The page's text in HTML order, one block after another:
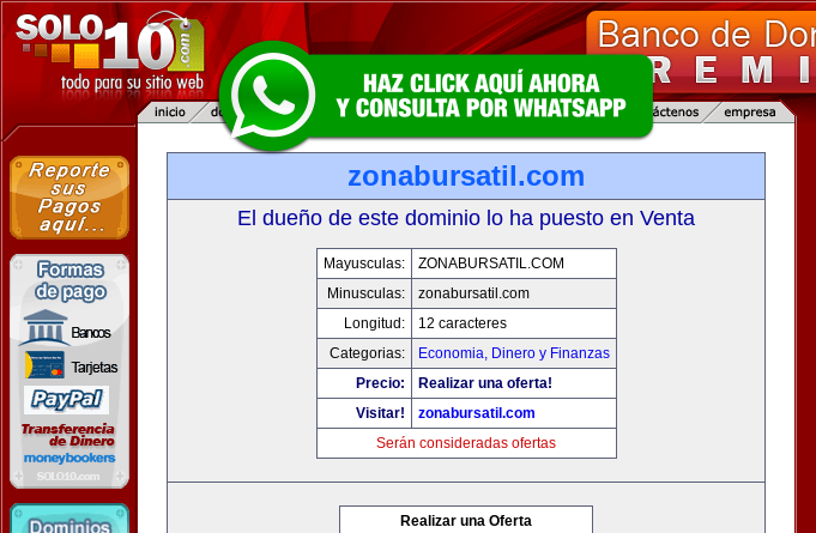
zonabursatil.com
El dueño de este dominio lo ha puesto en Venta
Mayusculas:
ZONABURSATIL.COM
Minusculas:
zonabursatil.com
Longitud:
12 caracteres
Categorias:
Economia, Dinero y Finanzas
Precio:
Realizar una oferta!
Visitar!
zonabursatil.com
Serán consideradas ofertas
Realizar una Oferta